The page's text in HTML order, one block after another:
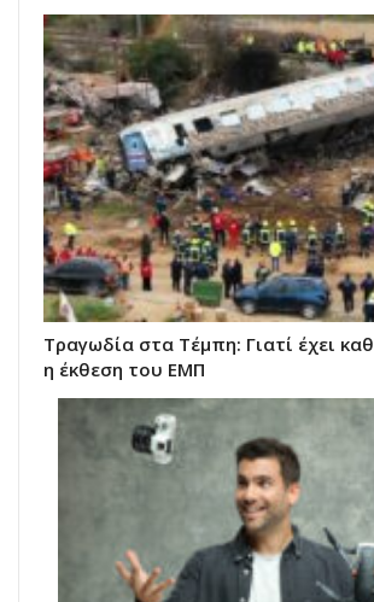
Τραγωδία στα Τέμπη: Γιατί έχει
η έκθεση του ΕΜΠ